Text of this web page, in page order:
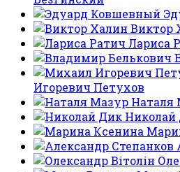
Виктор
Лариса
Игоревич Петухов
Наталя
Николай